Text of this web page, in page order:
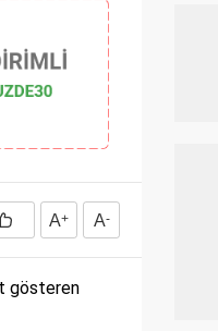
A+ A-
gösteren